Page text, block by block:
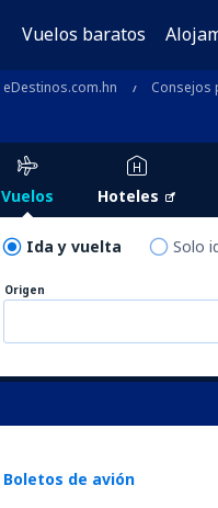
Vuelos baratos
eDestinos.com.hn Consejos
Vuelos Hoteles
Ida y vuelta Solo
Origen
Boletos de avión